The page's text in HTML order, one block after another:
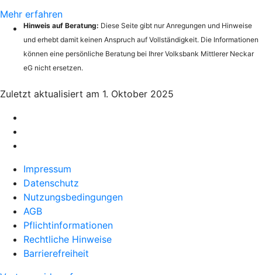
Mehr erfahren
Hinweis auf Beratung: Diese Seite gibt nur Anregungen und Hinweise
und erhebt damit keinen Anspruch auf Vollständigkeit. Die Informationen
können eine persönliche Beratung bei Ihrer Volksbank Mittlerer Neckar
eG nicht ersetzen.
Zuletzt aktualisiert am 1. Oktober 2025
Impressum
Datenschutz
Nutzungsbedingungen
AGB
Pflichtinformationen
Rechtliche Hinweise
Barrierefreiheit